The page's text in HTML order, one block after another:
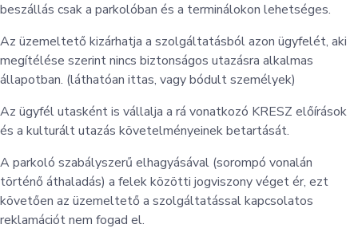
beszállás csak a parkolóban és a terminálokon lehetséges.
Az üzemeltető kizárhatja a szolgáltatásból azon ügyfelét, aki
megítélése szerint nincs biztonságos utazásra alkalmas
állapotban. (láthatóan ittas, vagy bódult személyek)
Az ügyfél utasként is vállalja a rá vonatkozó KRESZ előírások
és a kulturált utazás követelményeinek betartását.
A parkoló szabályszerű elhagyásával (sorompó vonalán
történő áthaladás) a felek közötti jogviszony véget ér, ezt
követően az üzemeltető a szolgáltatással kapcsolatos
reklamációt nem fogad el.